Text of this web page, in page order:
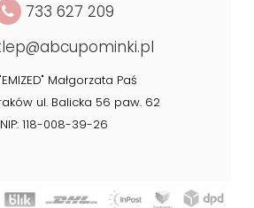
733 627 209
"EMIZED" Małgorzata Paś
ul. Balicka 56 paw. 62
NIP: 118-008-39-26